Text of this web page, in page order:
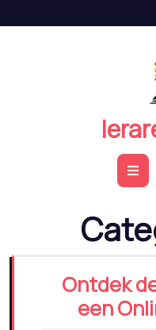
de
Ontdek
een